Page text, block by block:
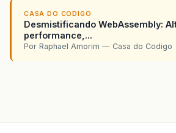
CASA DO CODIGO
Desmistificando WebAssembly:
performance,...
Por Raphael Amorim — Casa do Codigo